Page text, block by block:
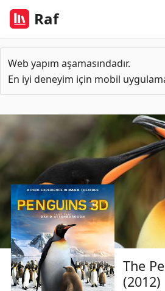
Raf
Web yapım aşamasındadır.
En iyi deneyim için mobil
The
(2012)